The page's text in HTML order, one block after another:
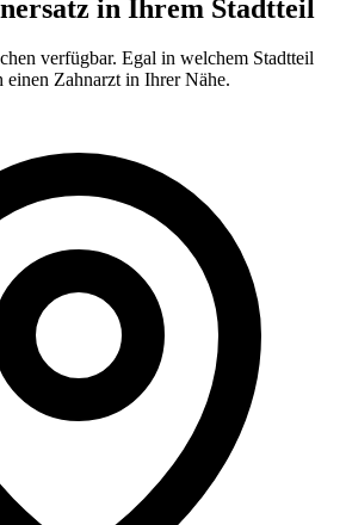
in Ihrem Stadtteil
verfügbar. Egal in welchem Stadtteil
Zahnarzt in Ihrer Nähe.